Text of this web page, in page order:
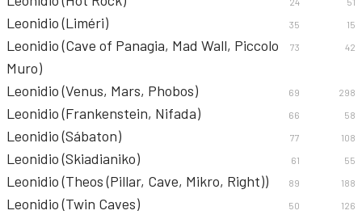
Leonidio (Liméri) 35 15
Leonidio (Cave of Panagia, Mad Wall, Piccolo
Muro)
73 42
Leonidio (Venus, Mars, Phobos) 69 298
Leonidio (Frankenstein, Nifada) 66 58
Leonidio (Sábaton) 77 108
Leonidio (Skiadianiko) 61 55
Leonidio (Theos (Pillar, Cave, Mikro, Right)) 89 188
Leonidio (Twin Caves) 50 126